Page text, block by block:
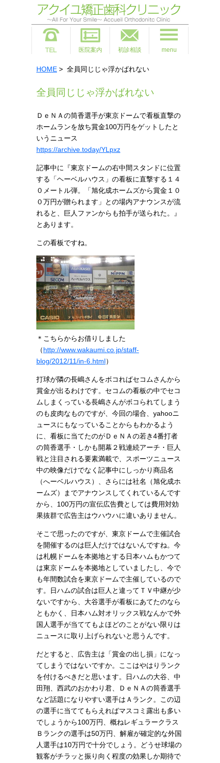
医院案内 初診相談 menu
HOME > 全員同じじゃ浮かばれない
全員同じじゃ浮かばれない
ＤｅＮＡの筒香選手が東京ドームで看板直撃の
ホームランを放ち賞金100万円をゲットしたと
いうニュース
https://archive.today/YLpxz
記事中に『東京ドームの右中間スタンドに位置
する「ヘーベルハウス」の看板に直撃する１４
０メートル弾。「旭化成ホームズから賞金１０
０万円が贈られます」との場内アナウンスが流
れると、巨人ファンからも拍手が送られた。』
とあります。
この看板ですね。
＊こちらからお借りしました
（http://www.wakaumi.co.jp/staff-
blog/2012/11/in-6.html）
打球が隣の長嶋さんをボコればセコムさんから
賞金が出るわけです。セコムの看板の中でセコ
ムしまくっている長嶋さんがボコられてしまう
のも皮肉なものですが、今回の場合、 yahooニ
ュースにもなっていることからもわかるよう
に、 看板に当てたのがＤｅＮＡの若き4番打者
の筒香選手・しかも開幕２戦連続アーチ・巨人
戦と注目される要素満載で、スポーツニュース
中の映像だけでなく記事中にしっかり商品名
（へーベルハウス）、さらには社名（旭化成ホ
ームズ）までアナウンスしてくれているんです
から、100万円の宣伝広告費としては費用対効
果抜群で広告主はウハウハに違いありません。
そこで思ったのですが、東京ドームで主催試合
を開催するのは巨人だけではないんですね。今
は札幌ドームを本拠地とする日本ハムもかつて
は東京ドームを本拠地としていましたし、今で
も年間数試合を東京ドームで主催しているので
す。日ハムの試合は巨人と違ってＴＶ中継が少
ないですから、 大谷選手が看板にあてたのなら
ともかく、
日本ハム対オリックス戦なんかで外
国人選手が当ててもよほどのことがない限りは
ニュースに取り上げられないと思うんです。
だとすると、広告主は「賞金の出し損」になっ
てしまうではないですか。ここはやはりランク
を付けるべきだと思います。日ハムの大谷、中
田翔、西武のおかわり君、ＤｅＮＡの筒香選手
など話題になりやすい選手はＡランク。この辺
の選手に当ててもらえればマスコミ露出も多い
でしょうから100万円、概ねレギュラークラス
Ｂランクの選手は50万円、解雇が確定的な外国
人選手は10万円で十分でしょう。どうせ球場の
観客がチラッと振り向く程度の効果しか期待で